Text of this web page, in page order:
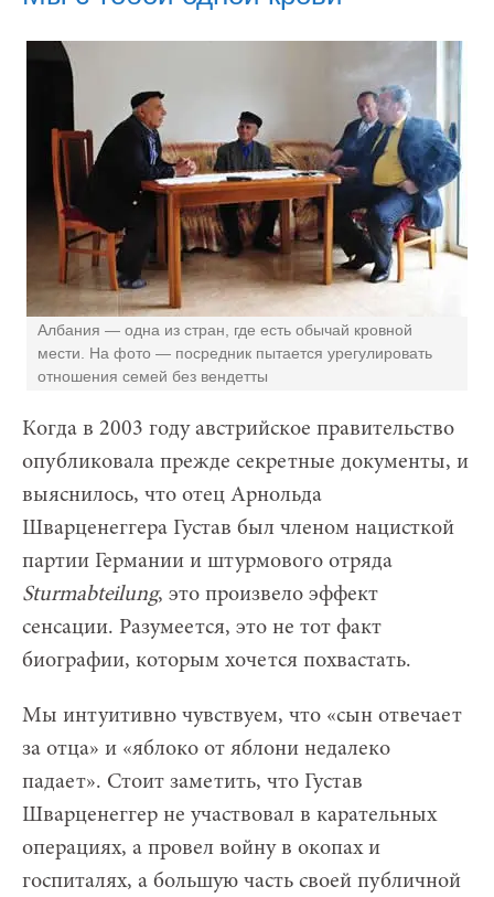
Албания — одна из стран, где есть обычай кровной
мести. На фото — посредник пытается урегулировать
отношения семей без вендетты
Когда в 2003 году австрийское правительство
опубликовала прежде секретные документы, и
выяснилось, что отец Арнольда
Шварценеггера Густав был членом нацисткой
партии Германии и штурмового отряда
Sturmabteilung, это произвело эффект
сенсации. Разумеется, это не тот факт
биографии, которым хочется похвастать.
Мы интуитивно чувствуем, что «сын отвечает
за отца» и «яблоко от яблони недалеко
падает». Стоит заметить, что Густав
Шварценеггер не участвовал в карательных
операциях, а провел войну в окопах и
госпиталях, а большую часть своей публичной